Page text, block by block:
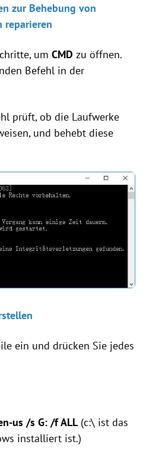
zur Behebung von
reparieren
um CMD zu öffnen.
Befehl in der
prüft, ob die Laufwerke
und behebt diese
ein und drücken Sie jedes
us /s G: /f ALL (c:\ ist das
installiert ist.)